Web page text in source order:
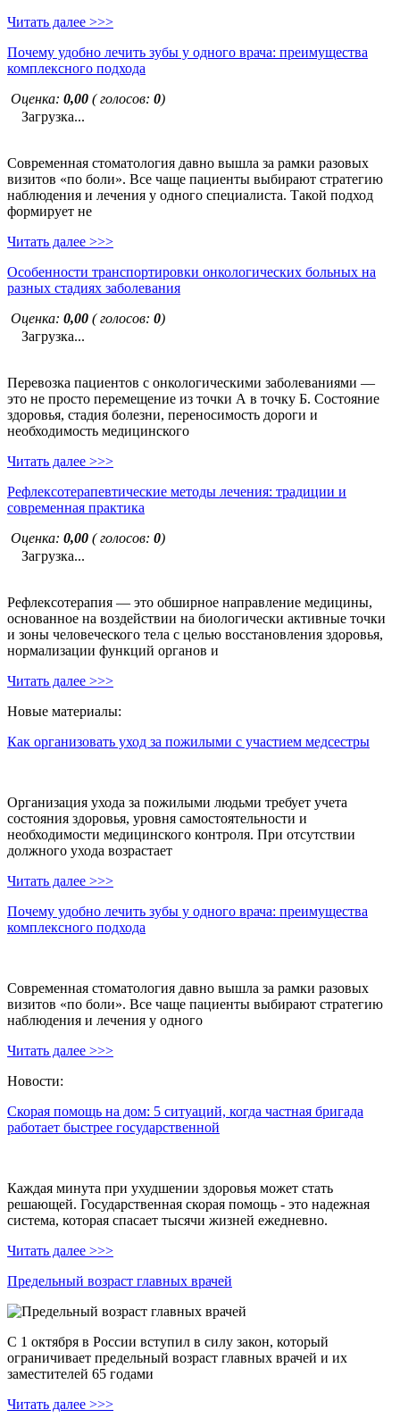
Читать далее >>>
Почему удобно лечить зубы у одного врача: преимущества
комплексного подхода
Оценка: 0,00 ( голосов: 0)
Загрузка...
Современная стоматология давно вышла за рамки разовых
визитов «по боли». Все чаще пациенты выбирают стратегию
наблюдения и лечения у одного специалиста. Такой подход
формирует не
Читать далее >>>
Особенности транспортировки онкологических больных на
разных стадиях заболевания
Оценка: 0,00 ( голосов: 0)
Загрузка...
Перевозка пациентов с онкологическими заболеваниями —
это не просто перемещение из точки А в точку Б. Состояние
здоровья, стадия болезни, переносимость дороги и
необходимость медицинского
Читать далее >>>
Рефлексотерапевтические методы лечения: традиции и
современная практика
Оценка: 0,00 ( голосов: 0)
Загрузка...
Рефлексотерапия — это обширное направление медицины,
основанное на воздействии на биологически активные точки
и зоны человеческого тела с целью восстановления здоровья,
нормализации функций органов и
Читать далее >>>
Новые материалы:
Как организовать уход за пожилыми с участием медсестры
Организация ухода за пожилыми людьми требует учета
состояния здоровья, уровня самостоятельности и
необходимости медицинского контроля. При отсутствии
должного ухода возрастает
Читать далее >>>
Почему удобно лечить зубы у одного врача: преимущества
комплексного подхода
Современная стоматология давно вышла за рамки разовых
визитов «по боли». Все чаще пациенты выбирают стратегию
наблюдения и лечения у одного
Читать далее >>>
Новости:
Скорая помощь на дом: 5 ситуаций, когда частная бригада
работает быстрее государственной
Каждая минута при ухудшении здоровья может стать
решающей. Государственная скорая помощь - это надежная
система, которая спасает тысячи жизней ежедневно.
Читать далее >>>
Предельный возраст главных врачей
С 1 октября в России вступил в силу закон, который
ограничивает предельный возраст главных врачей и их
заместителей 65 годами
Читать далее >>>